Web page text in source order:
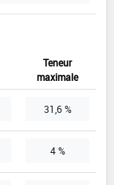
Teneur
maximale
31,6 %
4 %